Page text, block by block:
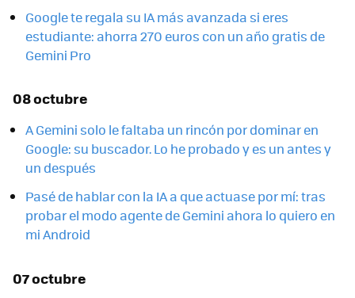
Google te regala su IA más avanzada si eres
estudiante: ahorra 270 euros con un año gratis de
Gemini Pro
08 octubre
A Gemini solo le faltaba un rincón por dominar en
Google: su buscador. Lo he probado y es un antes y
un después
Pasé de hablar con la IA a que actuase por mí: tras
probar el modo agente de Gemini ahora lo quiero en
mi Android
07 octubre